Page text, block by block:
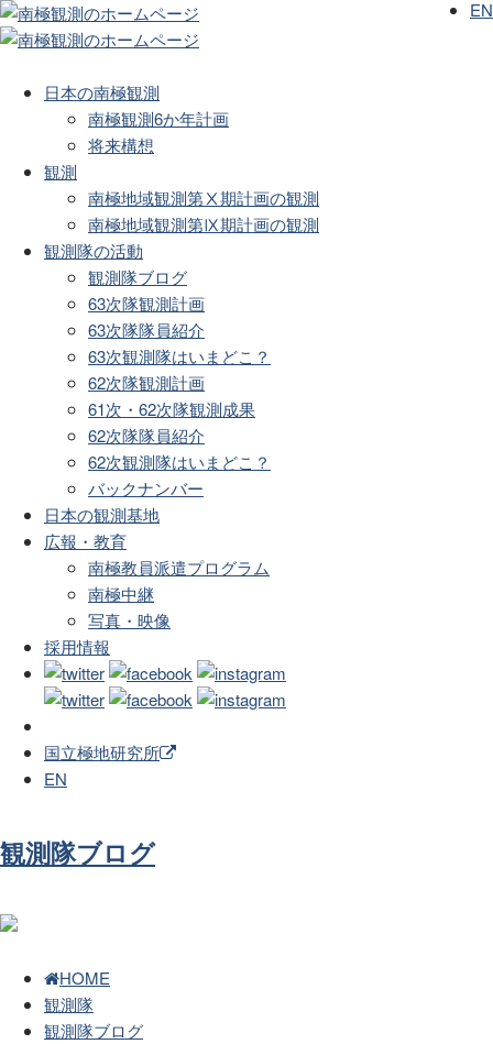
日本の南極観測
南極観測6か年計画
将来構想
観測
南極地域観測第Ⅹ期計画の観測
南極地域観測第Ⅸ期計画の観測
観測隊の活動
観測隊ブログ
63次隊観測計画
63次隊隊員紹介
63次観測隊はいまどこ？
62次隊観測計画
61次・62次隊観測成果
62次隊隊員紹介
62次観測隊はいまどこ？
バックナンバー
日本の観測基地
広報・教育
南極教員派遣プログラム
南極中継
写真・映像
採用情報
国立極地研究所
EN
EN
観測隊ブログ
HOME
観測隊
観測隊ブログ